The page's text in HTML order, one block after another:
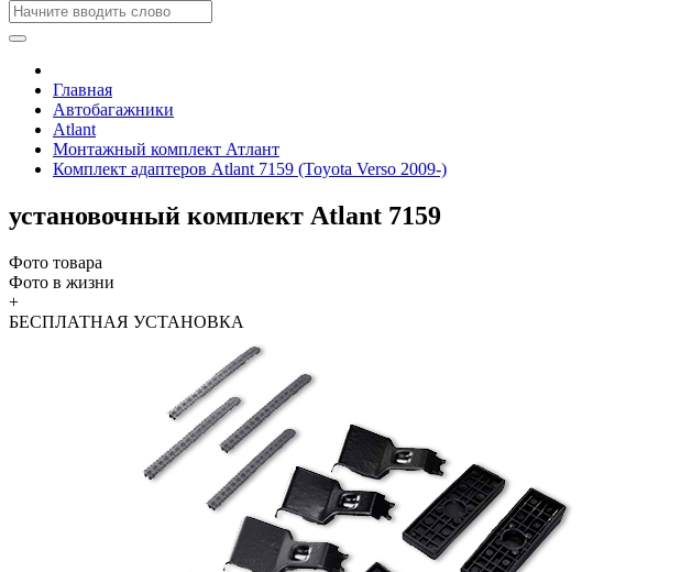
Главная
Автобагажники
Atlant
Монтажный комплект Атлант
Комплект адаптеров Atlant 7159 (Toyota Verso 2009-)
установочный комплект Atlant 7159
Фото товара
Фото в жизни
+
БЕСПЛАТНАЯ УСТАНОВКА